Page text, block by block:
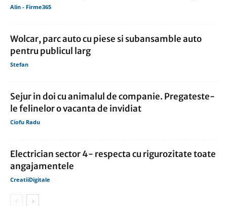
Alin - Firme365
Wolcar, parc auto cu piese si subansamble auto
pentru publicul larg
Stefan
Sejur in doi cu animalul de companie. Pregateste-
le felinelor o vacanta de invidiat
Ciofu Radu
Electrician sector 4- respecta cu rigurozitate toate
angajamentele
CreatiiDigitale